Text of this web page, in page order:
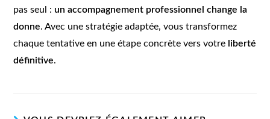
pas seul : un accompagnement professionnel change la
donne. Avec une stratégie adaptée, vous transformez
chaque tentative en une étape concrète vers votre liberté
définitive.